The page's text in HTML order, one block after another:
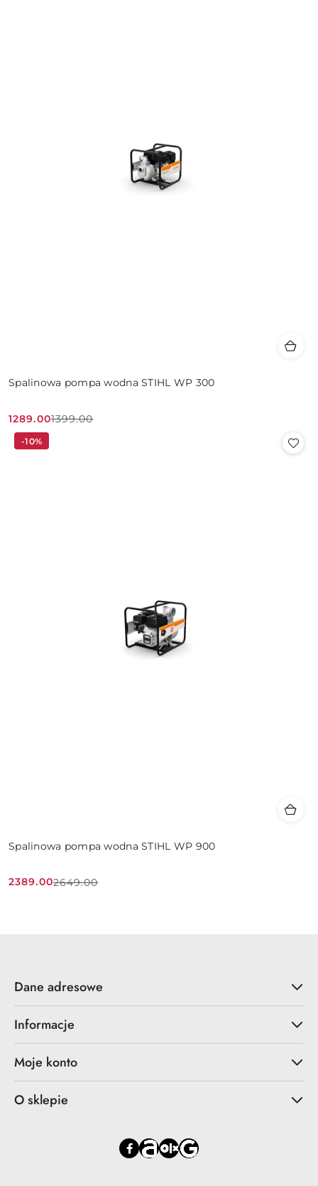
Spalinowa pompa wodna STIHL WP 300
Cena
promocyjna:
1289.00
Cena
przed
1399.00
Spalinowa pompa wodna STIHL WP 900
Cena
2389.00
Cena
2649.00
-10%
Dane adresowe
Informacje
Moje konto
O sklepie